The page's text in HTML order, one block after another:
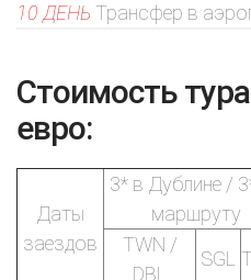
10 ДЕНЬ Трансфер в
Стоимость
евро:
Даты
заездов
3* в Дублине /
маршруту
TWN /
DBL
SGL